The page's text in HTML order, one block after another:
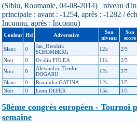
(Sibiu, Roumanie, 04-08-2014) niveau
principale : avant : -1254, après : -1282 /
Inconnu, après : Inconnu)
Couleur Hd Adversaire
Son
niveau
Son
score
Blanc
0
Jan_Hendrik
SCHOMBERG
12k 2/5
Noir
0 Ovidiu FULEA 11k 2/5
Noir
0
Alexandru_Teodor
DOGARU
12k 2/5
Blanc
0 Ruxandra GATINA 12k 3/5
Noir
0 Leon DEFER 15k 3/5
58ème congrès européen - Tournoi
semaine